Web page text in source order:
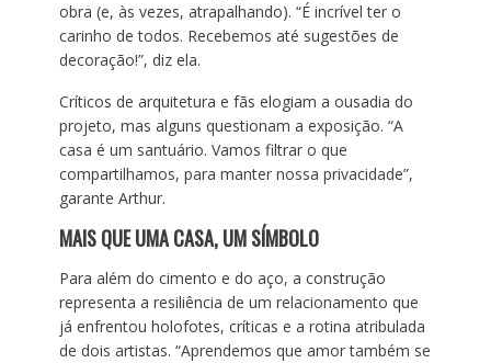
obra (e, às vezes, atrapalhando). “É incrível ter o
carinho de todos. Recebemos até sugestões de
decoração!”, diz ela.
Críticos de arquitetura e fãs elogiam a ousadia do
projeto, mas alguns questionam a exposição. “A
casa é um santuário. Vamos filtrar o que
compartilhamos, para manter nossa privacidade”,
garante Arthur.
MAIS QUE UMA CASA, UM SÍMBOLO
Para além do cimento e do aço, a construção
representa a resiliência de um relacionamento que
já enfrentou holofotes, críticas e a rotina atribulada
de dois artistas. “Aprendemos que amor também se